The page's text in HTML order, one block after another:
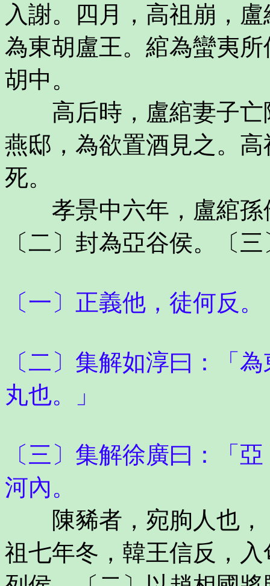
入謝。四月，高祖崩，
為東胡盧王。綰為蠻夷
胡中。
高后時，盧綰妻子亡
燕邸，為欲置酒見之。
死。
孝景中六年，盧綰孫
〔二〕封為亞谷侯。〔三
〔一〕正義他，徒何反。
〔二〕集解如淳曰：「
丸也。」
〔三〕集解徐廣曰：「
河內。
陳豨者，宛朐人也，
祖七年冬，韓王信反，